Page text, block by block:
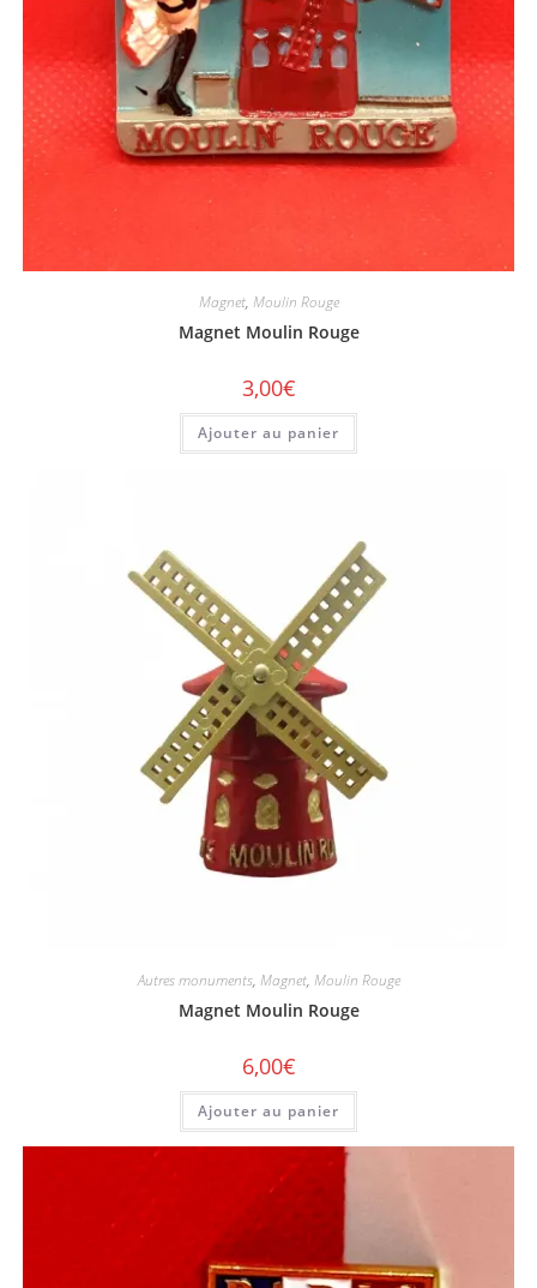
Magnet, Moulin Rouge
Magnet Moulin Rouge
3,00€
Ajouter au panier
Autres monuments, Magnet, Moulin Rouge
Magnet Moulin Rouge
6,00€
Ajouter au panier